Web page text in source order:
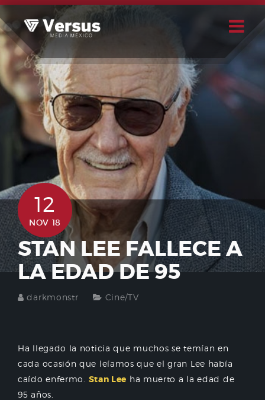
Skip
to
content
Buscar
Usuario
12
NOV 18
STAN LEE FALLECE A
LA EDAD DE 95
darkmonstr Cine/TV
Ha llegado la noticia que muchos se temían en
cada ocasión que leíamos que el gran Lee había
caído enfermo. Stan Lee ha muerto a la edad de
95 años.